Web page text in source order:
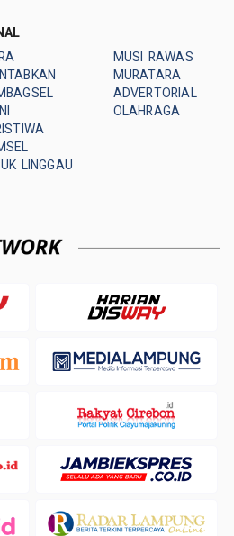
LINGGAU
MUSI RAWAS
MURATARA
ADVERTORIAL
OLAHRAGA